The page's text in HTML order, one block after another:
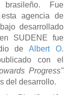
brasileño. Fue
agencia de
desarrollado
SUDENE fue
deAlbert O.
con el
Progress"
del desarrollo.